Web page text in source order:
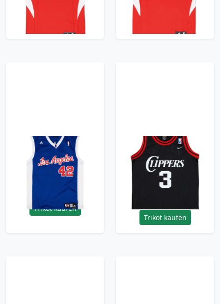
47.99£ · ca. €57
47.99£ · ca. €57
2006-08 LA Clippers
Brand #42 adidas
Swingman Jersey
(Alternate) M
35.99£ · ca. €42
Trikot kaufen
1983 LA Clippers
Richardson #3 Nike
Rewind Swingman
Jersey - 8/10 -
(M.Boys)
Trikot kaufen